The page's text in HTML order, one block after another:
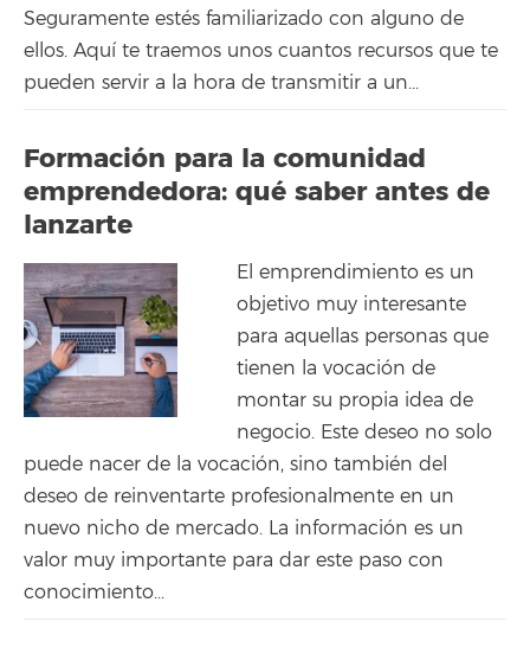
Seguramente estés familiarizado con alguno de
ellos. Aquí te traemos unos cuantos recursos que te
pueden servir a la hora de transmitir a un...
Formación para la comunidad
emprendedora: qué saber antes de
lanzarte
El emprendimiento es un
objetivo muy interesante
para aquellas personas que
tienen la vocación de
montar su propia idea de
negocio. Este deseo no solo
puede nacer de la vocación, sino también del
deseo de reinventarte profesionalmente en un
nuevo nicho de mercado. La información es un
valor muy importante para dar este paso con
conocimiento...